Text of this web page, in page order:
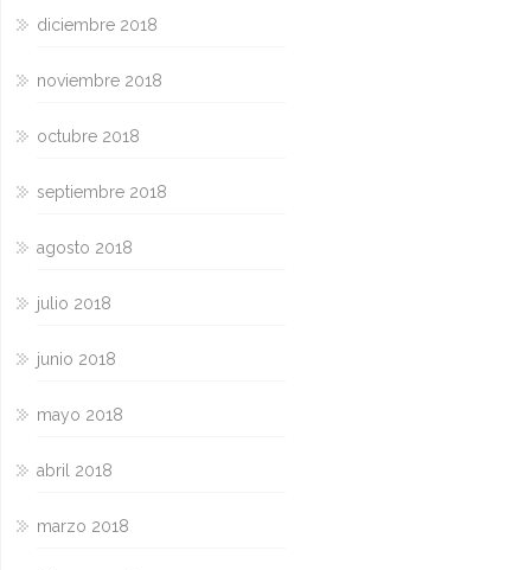
diciembre 2018
noviembre 2018
octubre 2018
septiembre 2018
agosto 2018
julio 2018
junio 2018
mayo 2018
abril 2018
marzo 2018